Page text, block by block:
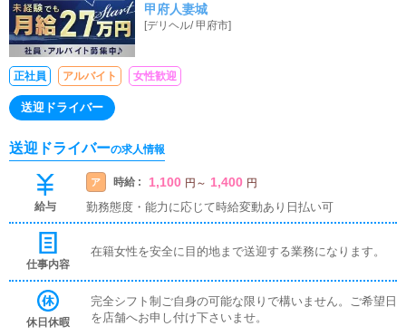
スタッフも大活躍中～～★
甲府人妻城
[デリヘル/甲府市]
正社員 アルバイト 女性歓迎
送迎ドライバー
送迎ドライバーの求人情報
給与
ア 時給 : 1,100 円 ～ 1,400 円
勤務態度・能力に応じて時給変動あり日払い可
仕事内容
在籍女性を安全に目的地まで送迎する業務になります。
休日休暇
完全シフト制ご自身の可能な限りで構いません。ご希望日
を店舗へお申し付け下さいませ。